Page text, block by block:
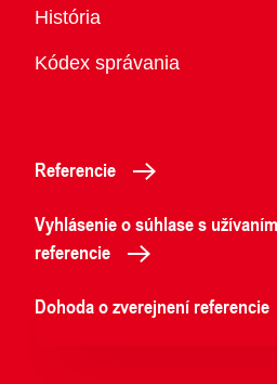
História
Kódex správania
Referencie
Vyhlásenie o súhlase s
referencie
Dohoda o zverejnení referencie